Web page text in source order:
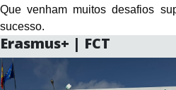
Que venham muitos desafios
sucesso.
Erasmus+ | FCT